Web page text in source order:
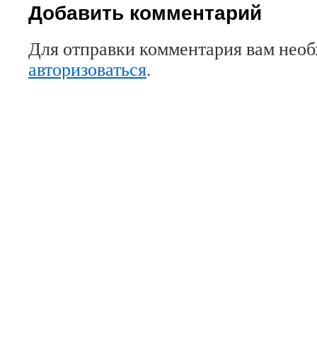
Добавить комментарий
Для отправки комментария вам
авторизоваться.